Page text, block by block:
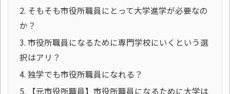
2. そもそも市役所職員にとって大学進学が必要なの
か？
3. 市役所職員になるために専門学校にいくという選
択はアリ？
4. 独学でも市役所職員になれる？
5. 【元市役所職員】市役所職員になるために大学は